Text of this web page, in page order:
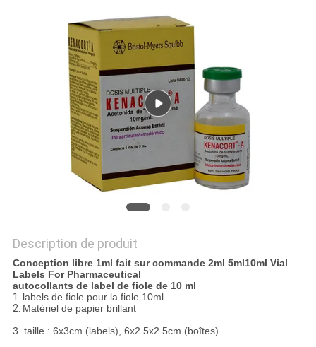
POLICY
Description de produit
Conception libre 1ml fait sur commande 2ml 5ml10ml Vial
Labels For Pharmaceutical
autocollants de label de fiole de 10 ml
1. labels de fiole pour la fiole 10ml
2. Matériel de papier brillant
3. taille : 6x3cm (labels), 6x2.5x2.5cm (boîtes)